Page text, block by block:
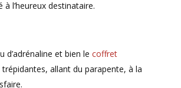
l’heureux destinataire.
et bien le coffret
allant du parapente, à la